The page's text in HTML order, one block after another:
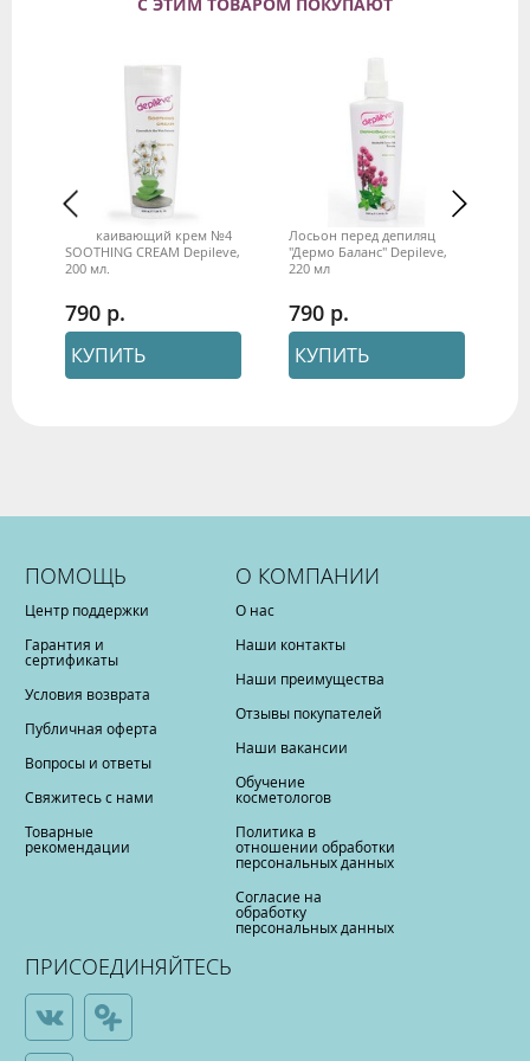
Успокаивающий крем №4
SOOTHING CREAM Depileve,
200 мл.
790
КУПИТЬ
Лосьон перед депиляцией
"Дермо Баланс" Depileve,
220 мл
790
КУПИТЬ
ПОМОЩЬ
Центр поддержки
Гарантия и
сертификаты
Условия возврата
Публичная оферта
Вопросы и ответы
Свяжитесь с нами
Товарные
рекомендации
О КОМПАНИИ
О нас
Наши контакты
Наши преимущества
Отзывы покупателей
Наши вакансии
Обучение
косметологов
Политика в
отношении обработки
персональных данных
Согласие на
обработку
персональных данных
ПРИСОЕДИНЯЙТЕСЬ